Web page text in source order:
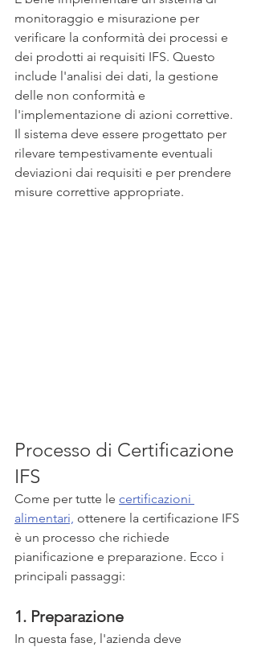
monitoraggio e misurazione per
verificare la conformità dei processi e
dei prodotti ai requisiti IFS. Questo
include l'analisi dei dati, la gestione
delle non conformità e
l'implementazione di azioni correttive.
Il sistema deve essere progettato per
rilevare tempestivamente eventuali
deviazioni dai requisiti e per prendere
misure correttive appropriate.
Processo di Certificazione
IFS
Come per tutte le certificazioni
alimentari, ottenere la certificazione IFS
è un processo che richiede
pianificazione e preparazione. Ecco i
principali passaggi:
1. Preparazione
In questa fase, l'azienda deve